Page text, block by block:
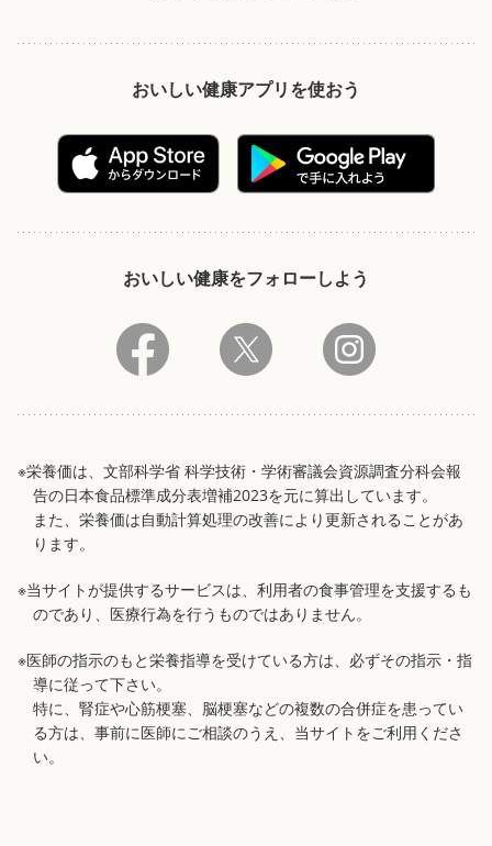
おいしい健康アプリを使おう
おいしい健康をフォローしよう
※栄養価は、文部科学省 科学技術・学術審議会資源調査分科会報
告の日本食品標準成分表増補2023を元に算出しています。
また、栄養価は自動計算処理の改善により更新されることがあ
ります。
※当サイトが提供するサービスは、利用者の食事管理を支援するも
のであり、医療行為を行うものではありません。
※医師の指示のもと栄養指導を受けている方は、必ずその指示・指
導に従って下さい。
特に、腎症や心筋梗塞、脳梗塞などの複数の合併症を患ってい
る方は、事前に医師にご相談のうえ、当サイトをご利用くださ
い。